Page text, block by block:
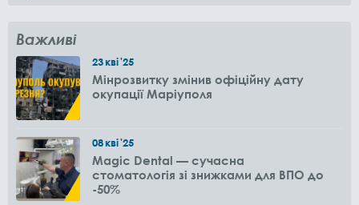
Важливі
23кві'25
Мінрозвитку змінив офіційну дату
окупації Маріуполя
08кві'25
Magic Dental — сучасна
стоматологія зі знижками для ВПО до
-50%